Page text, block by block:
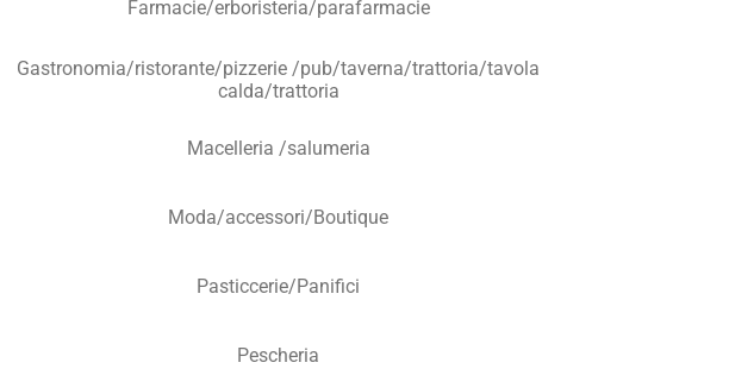
Farmacie/erboristeria/parafarmacie
Gastronomia/ristorante/pizzerie /pub/taverna/trattoria/tavola
calda/trattoria
Macelleria /salumeria
Moda/accessori/Boutique
Pasticcerie/Panifici
Pescheria